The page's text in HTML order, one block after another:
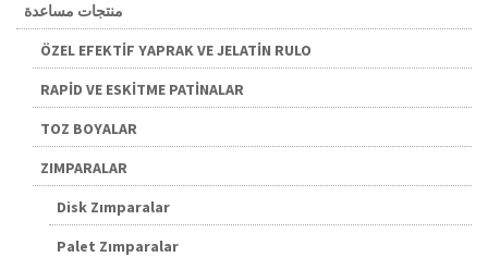
منتجات مساعدة
ÖZEL EFEKTİF YAPRAK VE JELATİN RULO
RAPİD VE ESKİTME PATİNALAR
TOZ BOYALAR
ZIMPARALAR
Disk Zımparalar
Palet Zımparalar